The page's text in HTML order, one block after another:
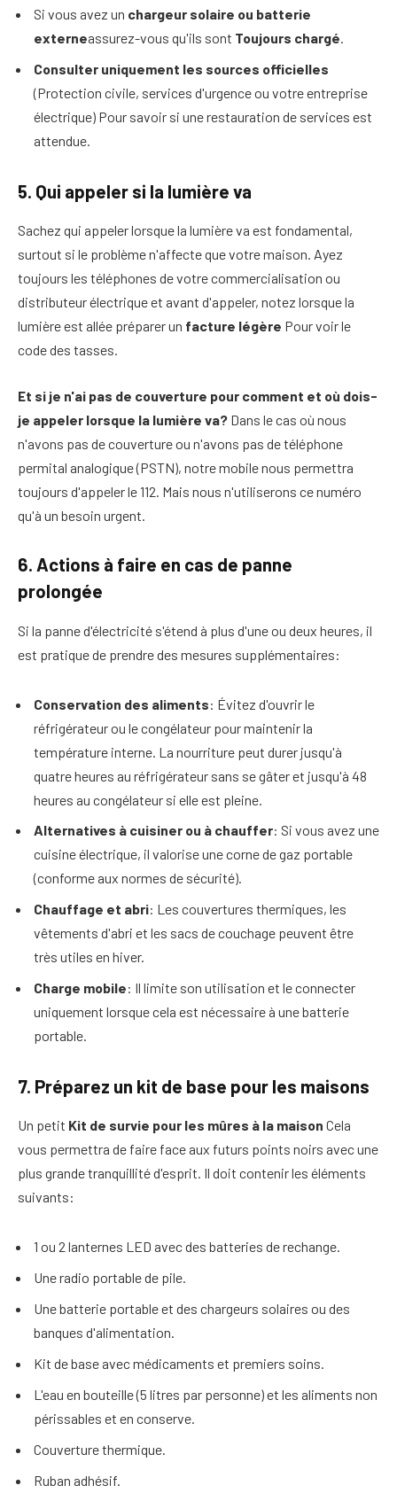
Si vous avez un chargeur solaire ou batterie
externeassurez-vous qu'ils sont Toujours chargé.
Consulter uniquement les sources officielles
(Protection civile, services d'urgence ou votre entreprise
électrique) Pour savoir si une restauration de services est
attendue.
5. Qui appeler si la lumière va
Sachez qui appeler lorsque la lumière va est fondamental,
surtout si le problème n'affecte que votre maison. Ayez
toujours les téléphones de votre commercialisation ou
distributeur électrique et avant d'appeler, notez lorsque la
lumière est allée préparer un facture légère Pour voir le
code des tasses.
Et si je n'ai pas de couverture pour comment et où dois-
je appeler lorsque la lumière va? Dans le cas où nous
n'avons pas de couverture ou n'avons pas de téléphone
permital analogique (PSTN), notre mobile nous permettra
toujours d'appeler le 112. Mais nous n'utiliserons ce numéro
qu'à un besoin urgent.
6. Actions à faire en cas de panne
prolongée
Si la panne d'électricité s'étend à plus d'une ou deux heures, il
est pratique de prendre des mesures supplémentaires:
Conservation des aliments: Évitez d'ouvrir le
réfrigérateur ou le congélateur pour maintenir la
température interne. La nourriture peut durer jusqu'à
quatre heures au réfrigérateur sans se gâter et jusqu'à 48
heures au congélateur si elle est pleine.
Alternatives à cuisiner ou à chauffer: Si vous avez une
cuisine électrique, il valorise une corne de gaz portable
(conforme aux normes de sécurité).
Chauffage et abri: Les couvertures thermiques, les
vêtements d'abri et les sacs de couchage peuvent être
très utiles en hiver.
Charge mobile: Il limite son utilisation et le connecter
uniquement lorsque cela est nécessaire à une batterie
portable.
7. Préparez un kit de base pour les maisons
Un petit Kit de survie pour les mûres à la maison Cela
vous permettra de faire face aux futurs points noirs avec une
plus grande tranquillité d'esprit. Il doit contenir les éléments
suivants:
1 ou 2 lanternes LED avec des batteries de rechange.
Une radio portable de pile.
Une batterie portable et des chargeurs solaires ou des
banques d'alimentation.
Kit de base avec médicaments et premiers soins.
L'eau en bouteille (5 litres par personne) et les aliments non
périssables et en conserve.
Couverture thermique.
Ruban adhésif.